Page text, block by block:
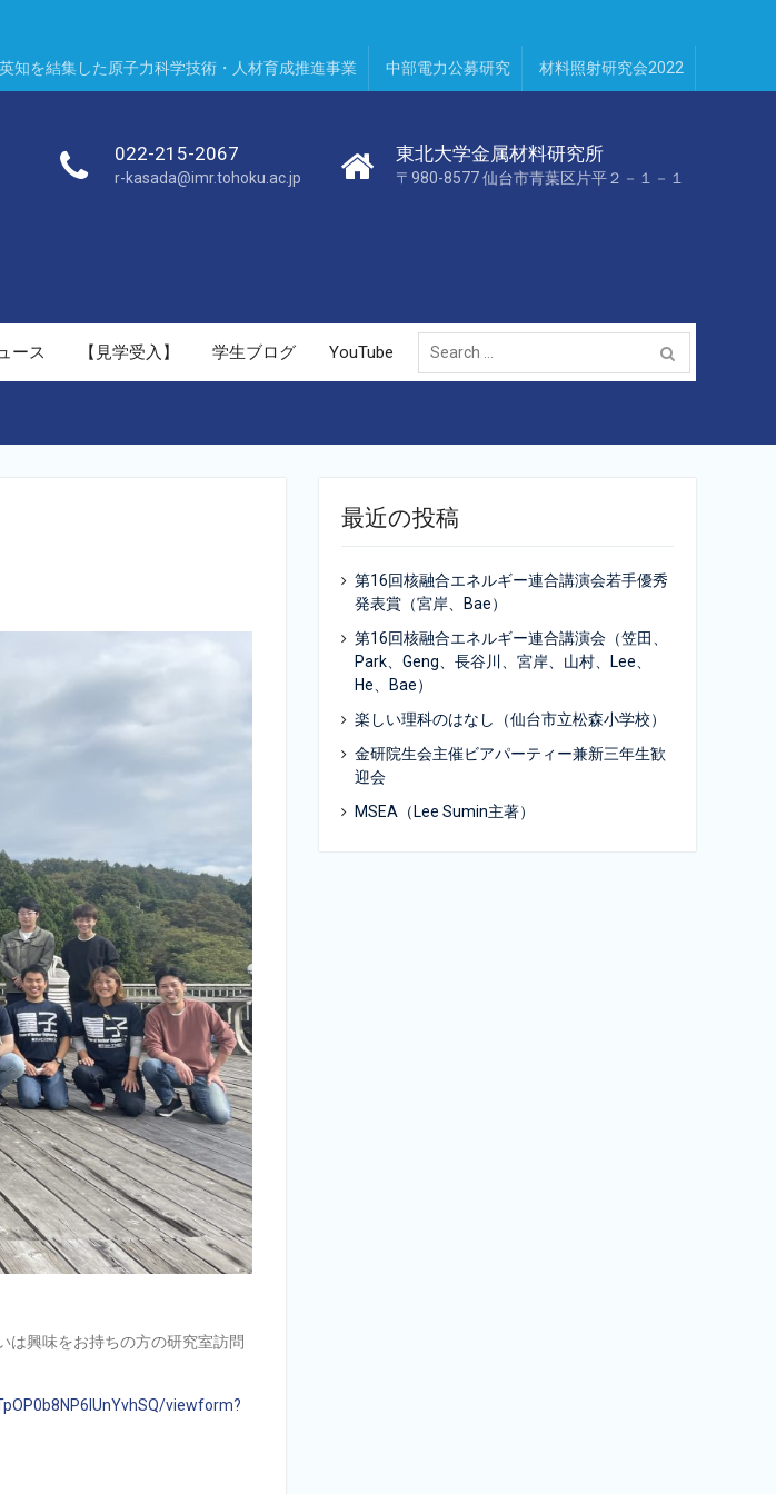
英知を結集した原子力科学技術・人材育成推進事業 中部電力公募研究 材料照射研究会2022
022-215-2067
r-kasada@imr.tohoku.ac.jp
東北大学金属材料研究所
〒980-8577 仙台市青葉区片平２－１－１
ース 【見学受入】 学生ブログ YouTube
Search
for:
は興味をお持ちの方の研究室訪問
viewform?
最近の投稿
第16回核融合エネルギー連合講演会若手優秀
発表賞（宮岸、Bae）
第16回核融合エネルギー連合講演会（笠田、
Park、Geng、長谷川、宮岸、山村、Lee、
He、Bae）
楽しい理科のはなし（仙台市立松森小学校）
金研院生会主催ビアパーティー兼新三年生歓
迎会
MSEA（Lee Sumin主著）